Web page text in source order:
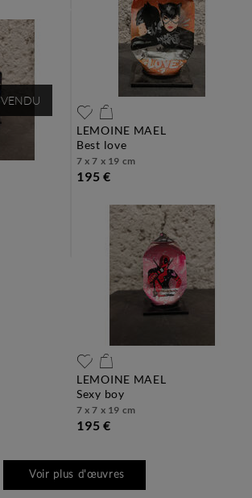
LEMOINE MAEL
best love
7 x 7 x 19 cm
195 €
VENDU
LEMOINE MAEL
sexy boy
7 x 7 x 19 cm
195 €
Voir plus d'œuvres